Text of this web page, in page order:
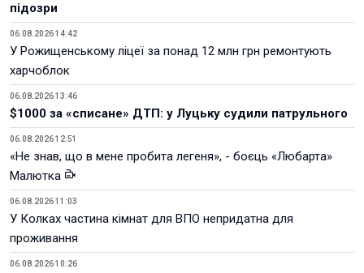
підозри
06.08.2026 14:42
У Рожищенському ліцеї за понад 12 млн грн ремонтують
харчоблок
06.08.2026 13:46
$1000 за «списане» ДТП: у Луцьку судили патрульного
06.08.2026 12:51
«Не знав, що в мене пробита легеня», - боєць «Любарта»
Малютка
06.08.2026 11:03
У Колках частина кімнат для ВПО непридатна для
проживання
06.08.2026 10:26